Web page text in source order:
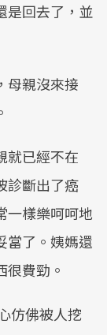
是回去了，並
母親沒來接
就已經不在
診斷出了癌
一樣樂呵呵地
當了。姨媽還
費勁。
仿佛被人挖